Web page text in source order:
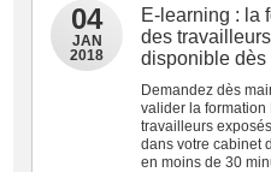
04
JAN
2018
E-learning : la
des
disponible dès
Demandez dès
valider la
travailleurs
dans votre cabinet
en moins de 30